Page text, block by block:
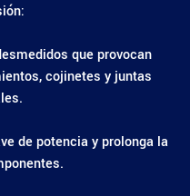
que provocan
cojinetes y juntas
de potencia y prolonga la